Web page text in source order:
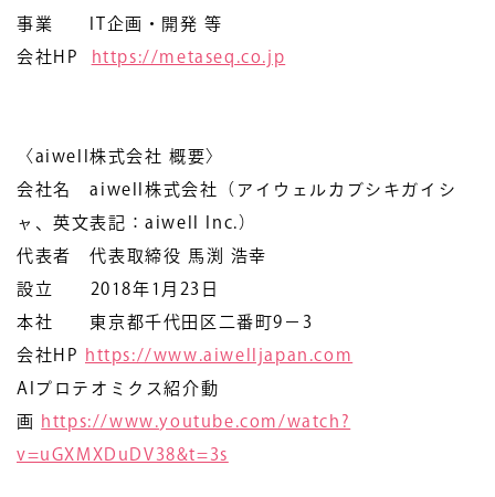
事業 IT企画・開発 等
会社HP
https://metaseq.co.jp
〈aiwell株式会社 概要〉
会社名 aiwell株式会社（アイウェルカブシキガイシ
ャ、英文表記：aiwell Inc.）
代表者 代表取締役 馬渕 浩幸
設立 2018年1月23日
本社 東京都千代田区二番町9−3
会社HP
https://www.aiwelljapan.com
AIプロテオミクス紹介動
画
https://www.youtube.com/watch?
v=uGXMXDuDV38&t=3s